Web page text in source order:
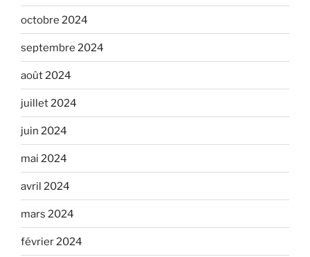
octobre 2024
septembre 2024
août 2024
juillet 2024
juin 2024
mai 2024
avril 2024
mars 2024
février 2024